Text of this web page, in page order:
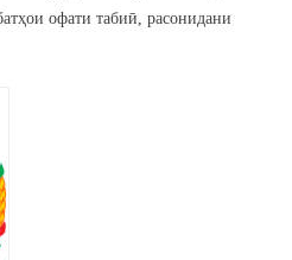
офати табиӣ, расонидани